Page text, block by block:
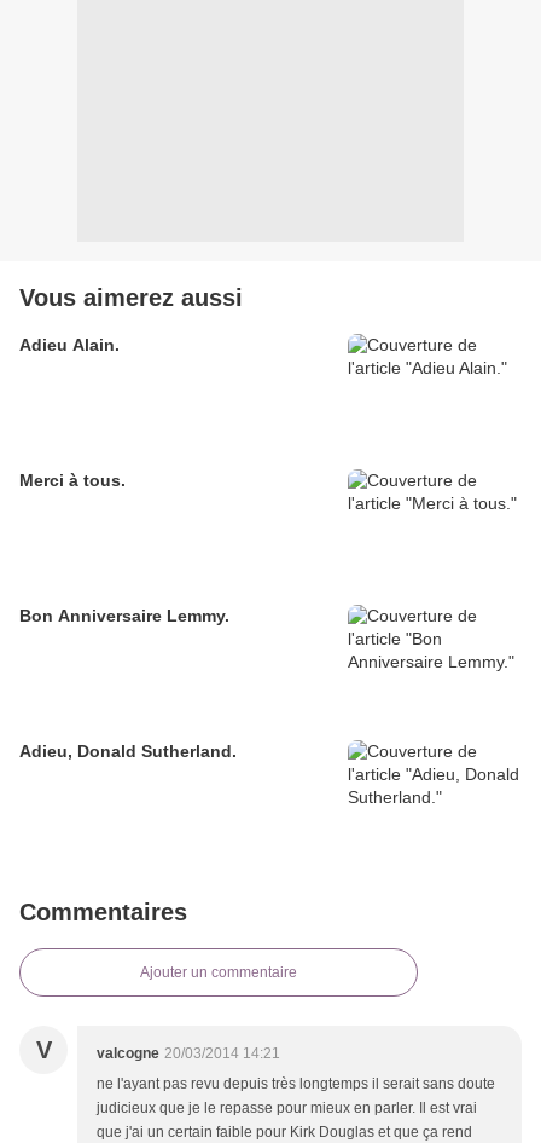
Vous aimerez aussi
Adieu Alain.
Merci à tous.
Bon Anniversaire Lemmy.
Adieu, Donald Sutherland.
Commentaires
Ajouter un commentaire
V valcogne 20/03/2014 14:21
ne l'ayant pas revu depuis très longtemps il serait sans doute
judicieux que je le repasse pour mieux en parler. Il est vrai
que j'ai un certain faible pour Kirk Douglas et que ça rend